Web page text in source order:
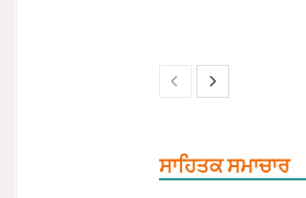
ਸਾਹਿਤਕ ਸਮਾਚਾਰ